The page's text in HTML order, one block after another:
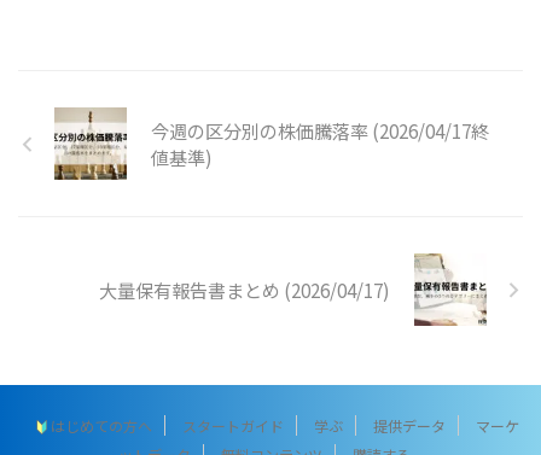
今週の区分別の株価騰落率 (2026/04/17終
値基準)
大量保有報告書まとめ (2026/04/17)
はじめての方へ スタートガイド 学ぶ 提供データ
マーケ